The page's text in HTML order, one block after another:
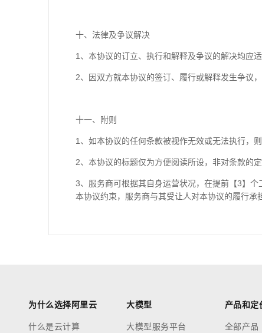
十、法律及争议解决
1、本协议的订立、执行和解释及争议的解决均应
2、因双方就本协议的签订、履行或解释发生争议
十一、附则
1、如本协议的任何条款被视作无效或无法执行，
2、本协议的标题仅为方便阅读所设，非对条款的
3、服务商可根据其自身运营状况，在提前【3】
本协议约束，服务商与其受让人对本协议的履行承
为什么选择阿里云
什么是云计算
大模型
大模型服务平台
产品和定
全部产品